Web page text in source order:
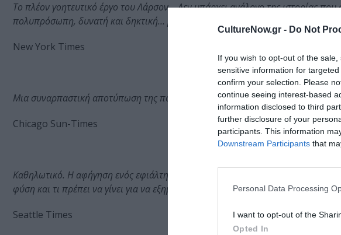
CultureNow.gr - Do Not
If you wish to opt-out of the
sensitive information for
confirm your selection. Please
continue seeing interest-based
information disclosed to third
further disclosure of your
participants. This information
Downstream Participants that
Personal Data Processing
I want to opt-out of the
Opted In
Το πλέον γοητευτικό έργο του Λάρσον… Δεν υπάρχει ανάλογο της ιστορίας
πολυπρόσωπη, δυνατή και δηκτική… μια αληθινή ιστορία που σε ταξιδεύει.
New York Times
Μια συναρπαστική αποτύπωση της πορείας μιας ολόκληρης κοινωνίας προς
Chicago Sun-Times
Καθηλωτικό. Η αφήγηση ενός εφιάλτη. Θέτει για άλλη μια φορά το ερώτημα: σε
φύση και τι πρέπει να γίνει για να εξημερώσουμε το θηρίο.
Seattle Times